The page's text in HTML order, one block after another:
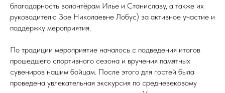
благодарность волонтёрам Илье и Станиславу, а также их
руководителю Зое Николаевне Лобус) за активное участие и
поддержку мероприятия.
По традиции мероприятие началось с подведения итогов
прошедшего спортивного сезона и вручения памятных
сувениров нашим бойцам. После этого для гостей была
проведена увлекательная экскурсия по средневековому